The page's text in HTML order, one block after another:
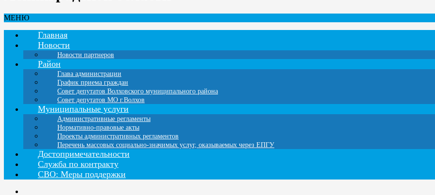
МЕНЮ
Главная
Новости
Новости партнеров
Район
Глава администрации
График приема граждан
Совет депутатов Волховского муниципального района
Совет депутатов МО г.Волхов
Муниципальные услуги
Административные регламенты
Нормативно-правовые акты
Проекты административных регламентов
Перечень массовых социально-значимых услуг, оказываемых через ЕПГУ
Достопримечательности
Служба по контракту
СВО: Меры поддержки